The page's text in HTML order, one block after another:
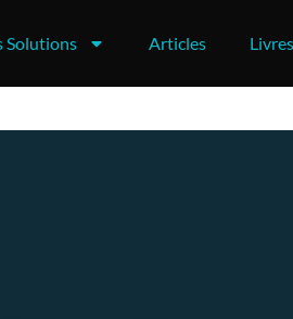
Solutions Articles